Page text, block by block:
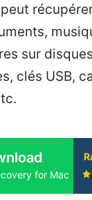
sur
clés USB,
for Mac